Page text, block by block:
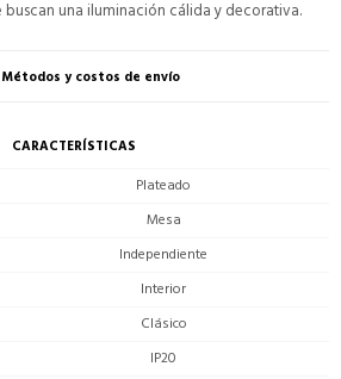
una iluminación cálida y decorativa.
Métodos y costos de envío
CARACTERÍSTICAS
Plateado
Mesa
Independiente
Interior
Clásico
IP20